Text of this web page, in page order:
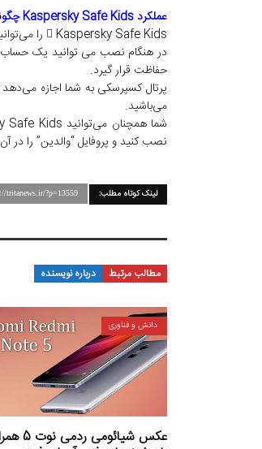
عملکرد Kaspersky Safe Kids چگونه است؟
 Kaspersky Safe Kids را می‌توانید بر روی هر دستگاهی که کودکان با آن کار می کنند نصب کنید.
در هنگام نصب می توانید یک حساب
حفاظت قرار گیرد.
پرتال کسپرسکی به شما اجازه می‌دهد
می‌باشید.
نصب کنید و پروفایل “والدین” را در
لینک کوتاه مطلب: tritanews.ir/?p=13559
مطالب مرتبط درباره نویسنده
دانش و فناوری
عکس شیائومی ردمی